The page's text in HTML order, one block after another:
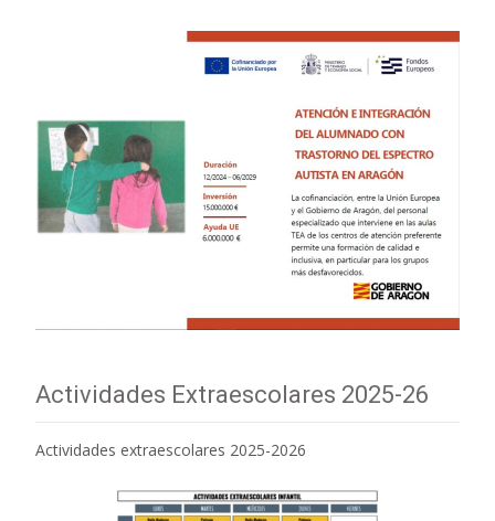
Actividades Extraescolares 2025-26
Actividades extraescolares 2025-2026